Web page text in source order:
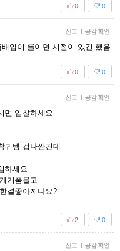
0
0
신고 | 공감 확인
입이 룰이던 시절이 있긴 했음.
0
0
신고 | 공감 확인
면 입찰하세요
귀템 겁나싼건데
하세요
거품물고
결좋아지나요?
0
2
신고 | 공감 확인